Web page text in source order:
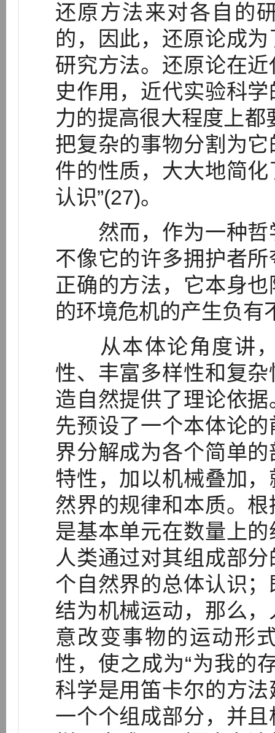
还原方法来对各自的
的，因此，还原论成
研究方法。还原论在
史作用，近代实验科
力的提高很大程度上都
把复杂的事物分割为
件的性质，大大地简
认识”(27)。
然而，作为一种哲
不像它的许多拥护者
正确的方法，它本身
的环境危机的产生负有
从本体论角度讲，
性、丰富多样性和复
造自然提供了理论依
先预设了一个本体论
界分解成为各个简单
特性，加以机械叠加
然界的规律和本质。
是基本单元在数量上
人类通过对其组成部
个自然界的总体认识
结为机械运动，那么
意改变事物的运动形
性，使之成为“为我的
科学是用笛卡尔的方
一个个组成部分，并